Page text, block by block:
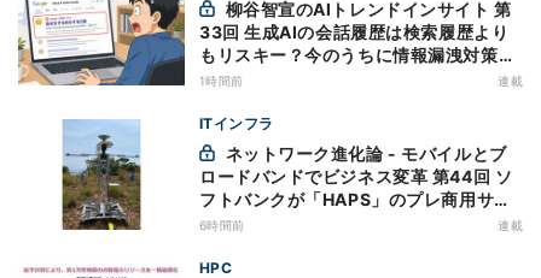
33回 生成AIの会話履歴は検索履歴より
もリスキー？今のうちに情報漏洩対策を
万全にしておこう
1時間前 連載
ITインフラ
ロードバンドでビジネス変革 第44回 ソ
フトバンクが「HAPS」のプレ商用サー
ビス開始を表明、本格的な商用展開のめ
6時間前 連載
HPC